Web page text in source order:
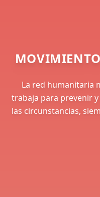
La red humanitaria
trabaja para prevenir
las circunstancias,